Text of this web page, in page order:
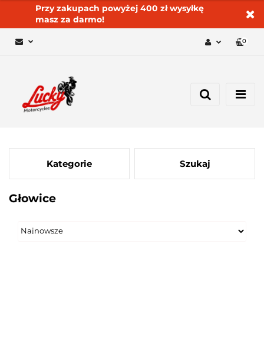
Przy zakupach powyżej 400 zł wysyłkę
masz za darmo!
Dodaj zgłoszenie
0
Kategorie Szukaj
Głowice